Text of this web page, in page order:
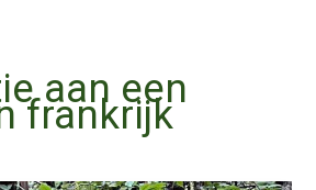
aan een
frankrijk